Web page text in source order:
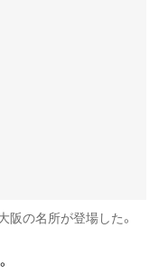
の名所が登場した。